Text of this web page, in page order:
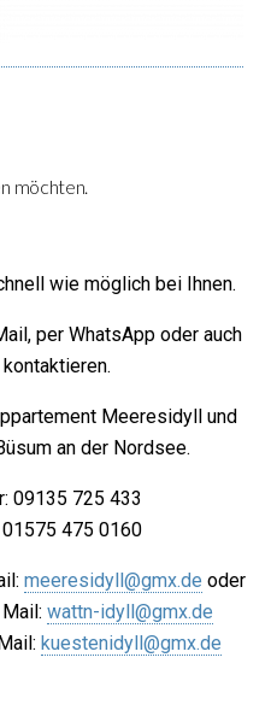
möchten.
wie möglich bei Ihnen.
per WhatsApp oder auch
Meeresidyll und
an der Nordsee.
09135 725 433
01575 475 0160
meeresidyll@gmx.de oder
wattn-idyll@gmx.de
kuestenidyll@gmx.de